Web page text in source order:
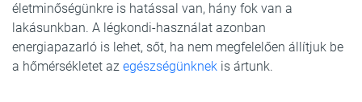
életminőségünkre is hatással van, hány fok van a
lakásunkban. A légkondi-használat azonban
energiapazarló is lehet, sőt, ha nem megfelelően állítjuk be
a hőmérsékletet az egészségünknek is ártunk.